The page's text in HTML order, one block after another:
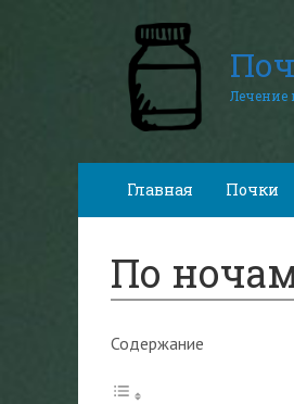
Лечение
Главная Почки
По
Содержание